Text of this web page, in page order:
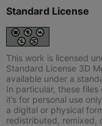
Standard License
This work is licensed
Standard License 3D
available under a
In particular, these
it’s for personal use
a digital or physical
redistributed, remixed,